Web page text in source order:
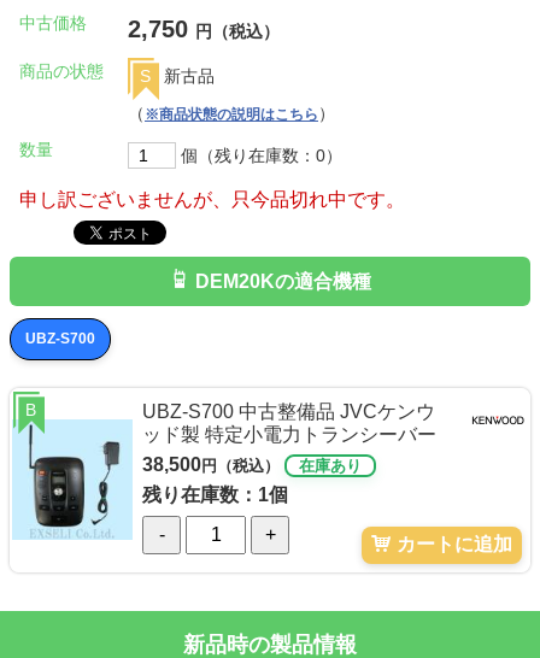
中古価格 2,750 円（税込）
商品の状態 S
新古品
（ ※商品状態の説明はこちら ）
数量
個（残り在庫数：0）
申し訳ございませんが、只今品切れ中です。
DEM20Kの適合機種
UBZ-S700
UBZ-S700 中古整備品 JVCケンウ
ッド製 特定小電力トランシーバー
38,500円（税込） 在庫あり
残り在庫数：1個
-
+ カートに追加
B
新品時の製品情報